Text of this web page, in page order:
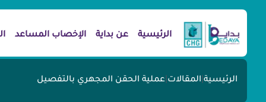
الرئيسية المقالات عملية الحقن المجهري بالتفصيل
الرئيسية عن بداية الإخصاب المساعد